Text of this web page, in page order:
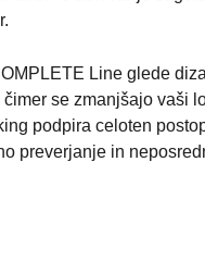
Line glede
se zmanjšajo vaši
podpira celoten
preverjanje in